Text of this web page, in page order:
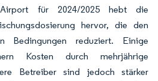
Airport für 2024/2025 hebt die
hervor, die den
Bedingungen reduziert. Einige
Kosten durch mehrjährige
Betreiber sind jedoch stärker